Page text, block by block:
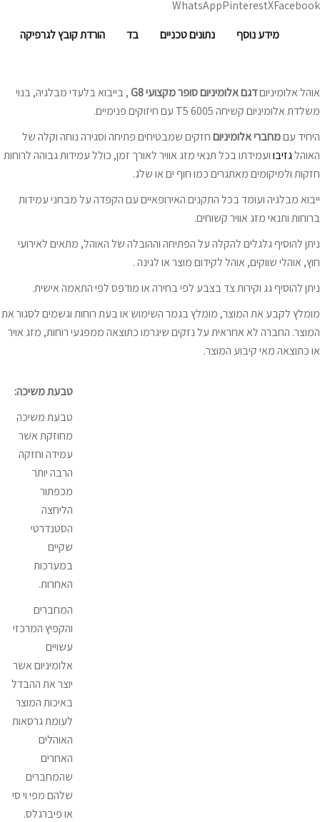
Facebook
X
Pinterest
WhatsApp
מידע נוסף
נתונים טכניים בד הורדת קובץ לגרפיקה
אוהל אלומיניוםדגם אלומיניום סופר מקצועי G8
, בייבוא בלעדי מבלגיה, בנוי
משלדת אלומיניום קשיחה T5 6005 עם חיזוקים פנימיים.
היחיד עםמחברי אלומיניוםחזקים שמבטיחים פתיחה וסגירה נוחה וקלה של
האוהלגזיבוועמידתו בכל תנאי מזג אוויר לאורך זמן, כולל עמידות גבוהה לרוחות
חזקות ולמיקומים מאתגרים כמו חוף ים או שלג.
ייבוא מבלגיה ועומד בכל התקנים האירופאיים עם הקפדה על מבחני עמידות
ברוחות ותנאי מזג אוויר קשוחים.
ניתן להוסיף גלגלים להקלה על הפתיחה וההובלה של האוהל, מתאים לאירועי
חוץ, אוהלי שווקים, אוהל לקידום מוצר או לגינה .
ניתן להוסיף גג וקירות צד בצבע לפי בחירה או מודפס לפי התאמה אישית.
מומלץ לקבע את המוצר, מומלץ בגמר השימוש או בעת רוחות וגשמים לסגור את
המוצר. החברה לא אחראית על נזקים שיגרמו כתוצאה ממפגעי רוחות, מזג אויר
או כתוצאה מאי קיבוע המוצר.
טבעת משיכה:
טבעת משיכה
מחוזקת אשר
עמידה וחזקה
הרבה יותר
מכפתור
הליחצה
הסטנדרטי
שקיים
במערכות
האחרות.
המחברים
והקפיץ המרכזי
עשויים
אלומיניום אשר
יוצר את ההבדל
באיכות המוצר
לעומת גרסאות
האוהלים
האחרים
שהמחברים
שלהם מפי וי סי
או פיברגלס.